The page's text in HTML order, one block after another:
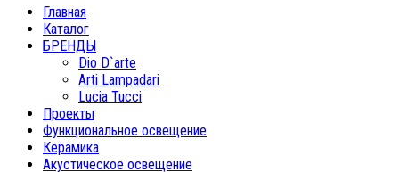
Главная
Каталог
БРЕНДЫ
Dio D`arte
Arti Lampadari
Lucia Tucci
Проекты
Функциональное освещение
Керамика
Акустическое освещение